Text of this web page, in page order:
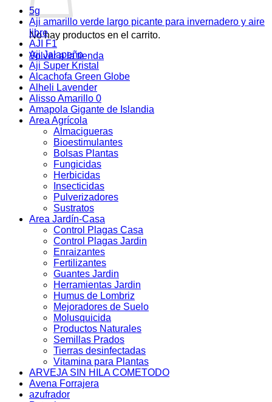
No hay productos en el carrito.
Volver a la tienda
5g
Aji amarillo verde largo picante para invernadero y aire
libre
AJI F1
Aji Jalapeño
Aji Super Kristal
Alcachofa Green Globe
Alheli Lavender
Alisso Amarillo 0
Amapola Gigante de Islandia
Area Agrícola
Almacigueras
Bioestimulantes
Bolsas Plantas
Fungicidas
Herbicidas
Insecticidas
Pulverizadores
Sustratos
Area Jardín-Casa
Control Plagas Casa
Control Plagas Jardin
Enraizantes
Fertilizantes
Guantes Jardin
Herramientas Jardin
Humus de Lombriz
Mejoradores de Suelo
Molusquicida
Productos Naturales
Semillas Prados
Tierras desinfectadas
Vitamina para Plantas
ARVEJA SIN HILA COMETODO
Avena Forrajera
azufrador